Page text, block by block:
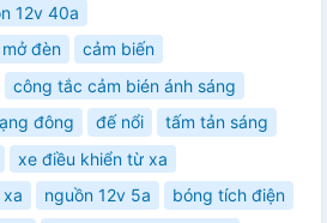
12v 40a
đèn
cảm biến
công tắc cảm bién ánh sáng
đông đế nổi
tấm tản sáng
xe điều khiển từ xa
nguồn 12v 5a
bóng tích điện